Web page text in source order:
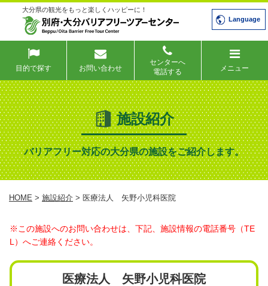
大分県の観光をもっと楽しくハッピーに！
Language
目的で探す お問い合わせ
センターへ
電話する
メニュー
施設紹介
バリアフリー対応の大分県の施設をご紹介します。
HOME > 施設紹介 > 医療法人 矢野小児科医院
※この施設へのお問い合わせは、下記、施設情報の電話番号（TE
L）へご連絡ください。
医療法人 矢野小児科医院